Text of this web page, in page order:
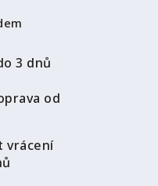
3 dnů
od
vrácení